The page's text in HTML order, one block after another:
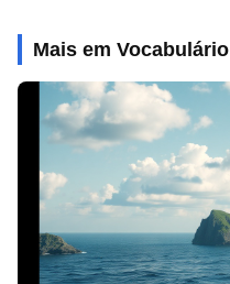
Mais em Vocabulário